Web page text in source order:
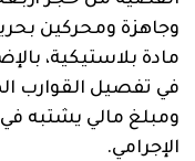
وجاهزة ومحركين
مادة بلاستيكية،
في تفصيل القوارب
ومبلغ مالي يشتبه
الإجرامي.